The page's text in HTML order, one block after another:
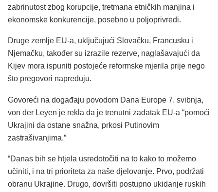
zabrinutost zbog korupcije, tretmana etničkih manjina i
ekonomske konkurencije, posebno u poljoprivredi.
Druge zemlje EU-a, uključujući Slovačku, Francusku i
Njemačku, također su izrazile rezerve, naglašavajući da
Kijev mora ispuniti postojeće reformske mjerila prije nego
što pregovori napreduju.
Govoreći na događaju povodom Dana Europe 7. svibnja,
von der Leyen je rekla da je trenutni zadatak EU-a “pomoći
Ukrajini da ostane snažna, prkosi Putinovim
zastrašivanjima.”
“Danas bih se htjela usredotočiti na to kako to možemo
učiniti, i na tri prioriteta za naše djelovanje. Prvo, podržati
obranu Ukrajine. Drugo, dovršiti postupno ukidanje ruskih